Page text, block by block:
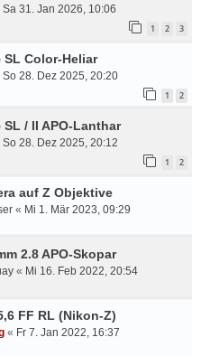
Sa 31. Jan 2026, 10:06
1 2 3
SL Color-Heliar
So 28. Dez 2025, 20:20
1 2
/ II APO-Lanthar
So 28. Dez 2025, 20:12
1 2
auf Z Objektive
« Mi 1. Mär 2023, 09:29
2.8 APO-Skopar
« Mi 16. Feb 2022, 20:54
FF RL (Nikon-Z)
« Fr 7. Jan 2022, 16:37